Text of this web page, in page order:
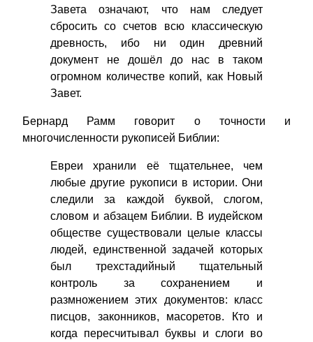
Завета означают, что нам следует
сбросить со счетов всю классическую
древность, ибо ни один древний
документ не дошёл до нас в таком
огромном количестве копий, как Новый
Завет.
Бернард Рамм говорит о точности и
многочисленности рукописей Библии:
Евреи хранили её тщательнее, чем
любые другие рукописи в истории. Они
следили за каждой буквой, слогом,
словом и абзацем Библии. В иудейском
обществе существовали целые классы
людей, единственной задачей которых
был трехстадийный тщательный
контроль за сохранением и
размножением этих документов: класс
писцов, законников, масоретов. Кто и
когда пересчитывал буквы и слоги во